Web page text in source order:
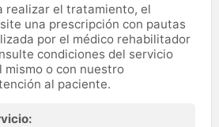
realizar el tratamiento, el
una prescripción con pautas
por el médico rehabilitador
condiciones del servicio
o con nuestro
al paciente.